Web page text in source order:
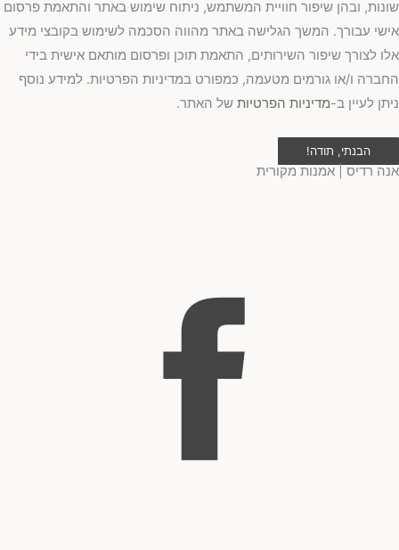
שונות, ובהן שיפור חוויית המשתמש, ניתוח שימוש באתר והתאמת פרסום
אישי עבורך. המשך הגלישה באתר מהווה הסכמה לשימוש בקובצי מידע
אלו לצורך שיפור השירותים, התאמת תוכן ופרסום מותאם אישית בידי
החברה ו/או גורמים מטעמה, כמפורט במדיניות הפרטיות. למידע נוסף
ניתן לעיין ב-מדיניות הפרטיות של האתר.
הבנתי, תודה!
אנה רדיס | אמנות מקורית